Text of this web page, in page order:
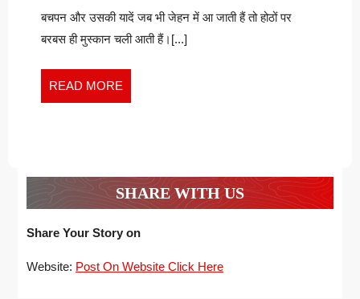
:
यादें
बचपन और उसकी यादें जब भी जेहन में आ जाती हैं तो होठों पर
बरबस ही मुस्कान चली आती हैं।[...]
READ MORE
MORE
SHARE WITH US
Share Your Story on
Website: Post On Website Click Here